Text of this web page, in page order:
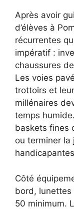
Après avoir
d’élèves à
récurrentes
impératif :
chaussures
Les voies
trottoirs et
millénaires
temps
baskets fines
ou terminer la
Côté
bord, lunettes
50 minimum.